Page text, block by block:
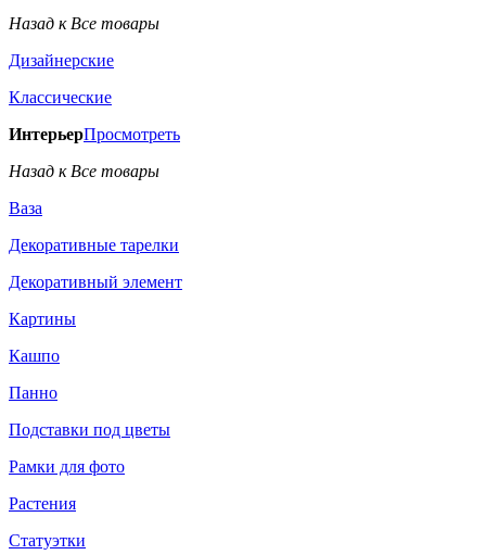
Назад к Все товары
Дизайнерские
Классические
ИнтерьерПросмотреть
Назад к Все товары
Ваза
Декоративные тарелки
Декоративный элемент
Картины
Кашпо
Панно
Подставки под цветы
Рамки для фото
Растения
Статуэтки